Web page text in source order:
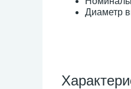
Диаметр